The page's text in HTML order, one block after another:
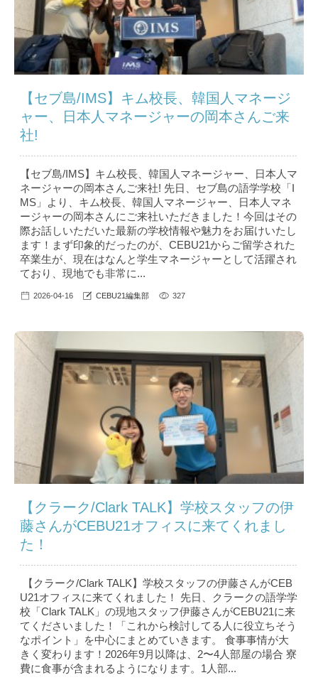
【セブ島/IMS】キム校長、韓国人マネージ
ャー、日本人マネージャーの岡本さんご来
社!
【セブ島/IMS】キム校長、韓国人マネージャー、日本人マ
ネージャーの岡本さんご来社! 先日、セブ島の語学学校「I
MS」より、キム校長、韓国人マネージャー、日本人マネ
ージャーの岡本さんにご来社いただきました！今回はその
際お話しいただいた最新の学校情報や魅力をお届けいたし
ます！まず印象的だったのが、CEBU21からご留学された
卒業生が、現在はなんと学生マネージャーとして活躍され
ており、現地でも非常に...
2026-04-16 CEBU21編集部 327
【クラーク/Clark TALK】学校スタッフの伊
藤さんがCEBU21オフィスに来てくれまし
た！
【クラーク/Clark TALK】学校スタッフの伊藤さんがCEB
U21オフィスに来てくれました！ 先日、クラークの語学学
校「Clark TALK​」の現地スタッフ伊藤さんがCEBU21に来
てくださいました！「これから検討してる人に役立ちそう
なポイント」を中心にまとめていきます。 食事事情が大
きく変わります！2026年9月以降は、2〜4人部屋の場合 寮
費に食事が含まれるようになります。1人部...